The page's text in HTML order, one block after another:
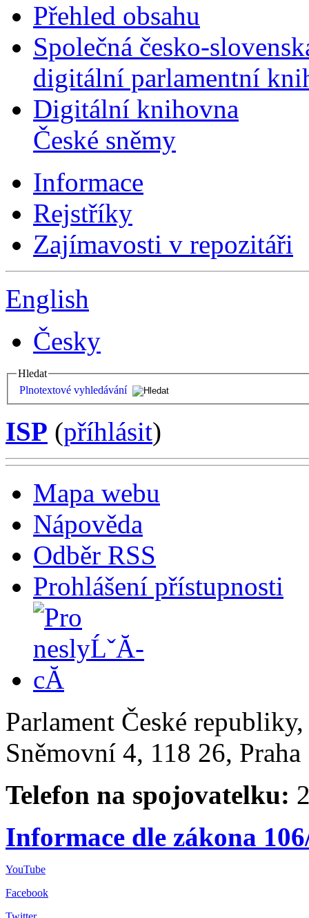
Přehled obsahu
Společná česko-
digitální parlamentní
Digitální knihovna
České sněmy
Informace
Rejstříky
Zajímavosti v repozitáři
English
Česky
Hledat
Plnotextové vyhledávání
ISP (příhlásit)
Mapa webu
Nápověda
Odběr RSS
Prohlášení přístupnosti
Parlament České
Sněmovní 4, 118 26,
Telefon na spojovatelku:
Informace dle zákona
YouTube
Facebook